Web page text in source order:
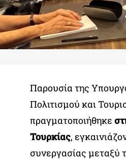
Παρουσία της
Πολιτισμού και
πραγματοποιήθηκε
Τουρκίας,
συνεργασίας